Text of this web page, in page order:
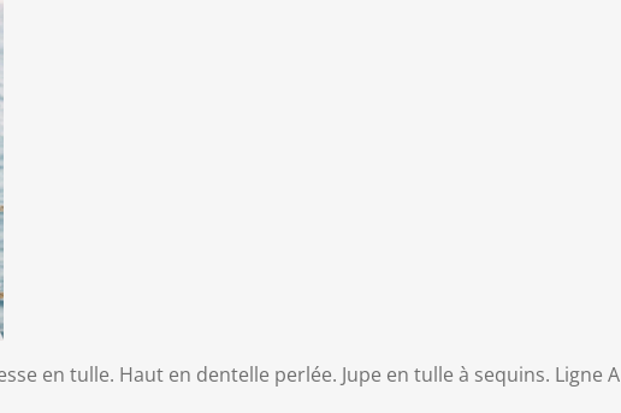
en tulle. Haut en dentelle perlée. Jupe en tulle à sequins. Ligne A